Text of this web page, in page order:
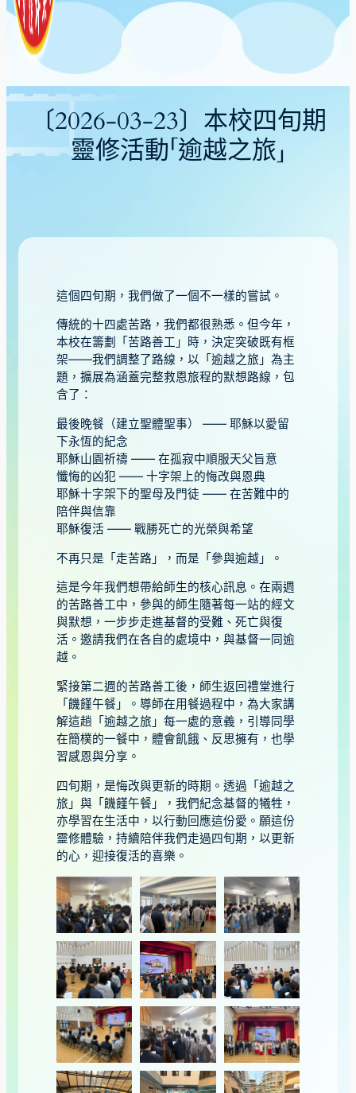
〔2026-03-23〕本校四旬期
靈修活動「逾越之旅」
這個四旬期，我們做了一個不一樣的嘗試。
傳統的十四處苦路，我們都很熟悉。但今年，
本校在籌劃「苦路善工」時，決定突破既有框
架——我們調整了路線，以「逾越之旅」為主
題，擴展為涵蓋完整救恩旅程的默想路線，包
含了：
最後晚餐（建立聖體聖事） —— 耶穌以愛留
下永恆的紀念
耶穌山園祈禱 —— 在孤寂中順服天父旨意
懺悔的凶犯 —— 十字架上的悔改與恩典
耶穌十字架下的聖母及門徒 —— 在苦難中的
陪伴與信靠
耶穌復活 —— 戰勝死亡的光榮與希望
不再只是「走苦路」，而是「參與逾越」。
這是今年我們想帶給師生的核心訊息。在兩週
的苦路善工中，參與的師生隨著每一站的經文
與默想，一步步走進基督的受難、死亡與復
活。邀請我們在各自的處境中，與基督一同逾
越。
緊接第二週的苦路善工後，師生返回禮堂進行
「饑饉午餐」。導師在用餐過程中，為大家講
解這趟「逾越之旅」每一處的意義，引導同學
在簡樸的一餐中，體會飢餓、反思擁有，也學
習感恩與分享。
四旬期，是悔改與更新的時期。透過「逾越之
旅」與「饑饉午餐」，我們紀念基督的犧牲，
亦學習在生活中，以行動回應這份愛。願這份
靈修體驗，持續陪伴我們走過四旬期，以更新
的心，迎接復活的喜樂。